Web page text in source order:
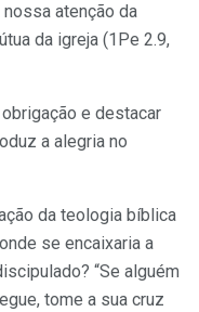
atenção da
da igreja (1Pe 2.9,
e destacar
a alegria no
da teologia bíblica
se encaixaria a
“Se alguém
tome a sua cruz